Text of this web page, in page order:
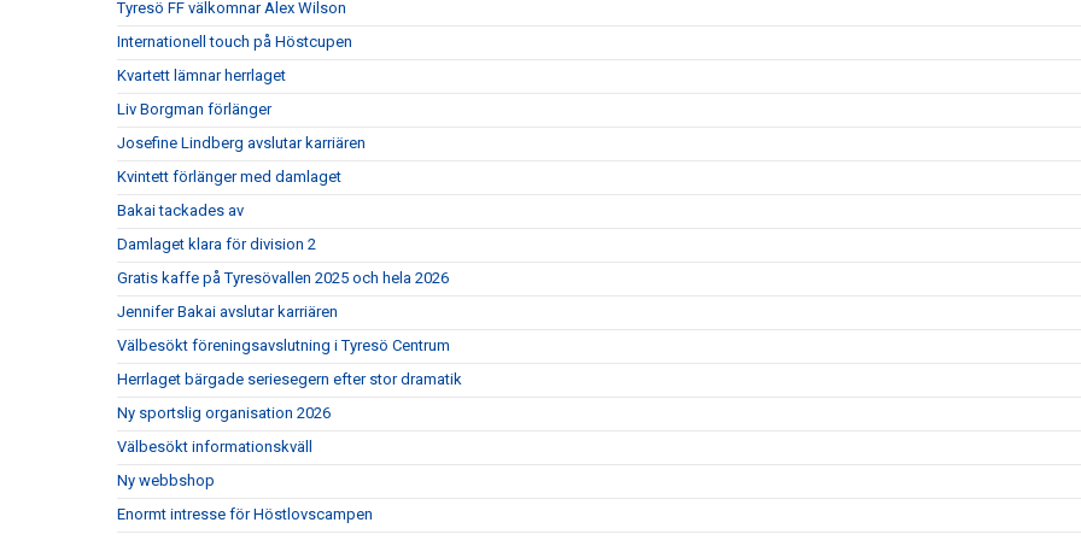
Tyresö FF välkomnar Alex Wilson
Internationell touch på Höstcupen
Kvartett lämnar herrlaget
Liv Borgman förlänger
Josefine Lindberg avslutar karriären
Kvintett förlänger med damlaget
Bakai tackades av
Damlaget klara för division 2
Gratis kaffe på Tyresövallen 2025 och hela 2026
Jennifer Bakai avslutar karriären
Välbesökt föreningsavslutning i Tyresö Centrum
Herrlaget bärgade seriesegern efter stor dramatik
Ny sportslig organisation 2026
Välbesökt informationskväll
Ny webbshop
Enormt intresse för Höstlovscampen